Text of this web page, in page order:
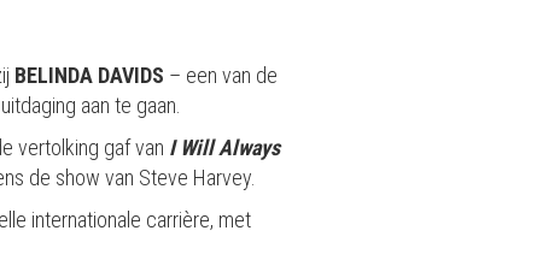
BELINDA DAVIDS – een van de
aan te gaan.
vertolking gaf van I Will Always
de show van Steve Harvey.
internationale carrière, met